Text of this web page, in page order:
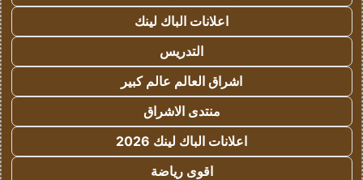
اعلانات الباك لينك
التدريس
اشراق العالم عالم كبير
منتدى الاشراق
اعلانات الباك لينك 2026
اقوى رياضة